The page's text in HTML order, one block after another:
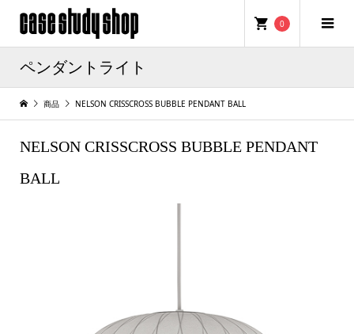
0
ペンダントライト
商品 NELSON CRISSCROSS BUBBLE PENDANT BALL
NELSON CRISSCROSS BUBBLE PENDANT
BALL